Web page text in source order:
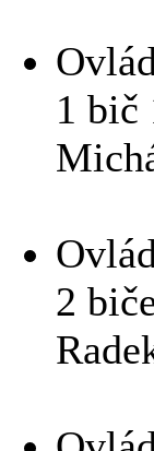
1 bič
2